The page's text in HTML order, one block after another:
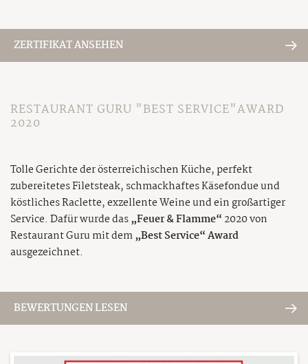
ZERTIFIKAT ANSEHEN
RESTAURANT GURU "BEST SERVICE"AWARD
2020
Tolle Gerichte der österreichischen Küche, perfekt
zubereitetes Filetsteak, schmackhaftes Käsefondue und
köstliches Raclette, exzellente Weine und ein großartiger
Service. Dafür wurde das„Feuer & Flamme“ 2020 von
Restaurant Guru mit dem„Best Service“ Award
ausgezeichnet.
BEWERTUNGEN LESEN